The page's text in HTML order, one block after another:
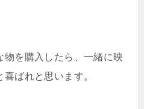
を購入したら、一緒に映
ばれと思います。